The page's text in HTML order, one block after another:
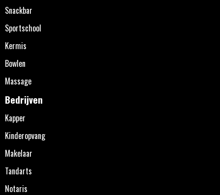
Snackbar
Sportschool
Kermis
Bowlen
Massage
Bedrijven
Kapper
Kinderopvang
Makelaar
Tandarts
Notaris